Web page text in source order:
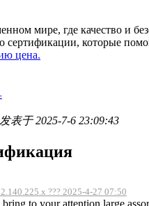
мире, где качество и
сертификации, которые
цена.
发表于 2025-7-6 23:09:43
??? 2025-4-27 07:50
bring to your attention large